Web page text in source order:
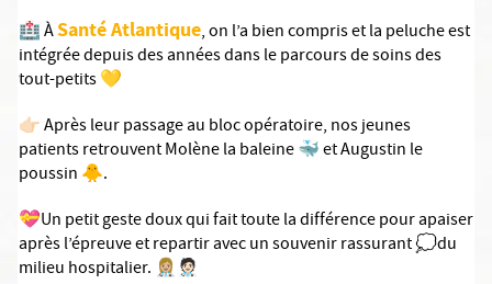
🏥 ÀSanté Atlantique, on l’a bien compris et la peluche est
intégrée depuis des années dans le parcours de soins des
tout-petits 💛
👉🏻 Après leur passage au bloc opératoire, nos jeunes
patients retrouvent Molène la baleine 🐳 et Augustin le
poussin 🐥.
💝Un petit geste doux qui fait toute la différence pour apaiser
après l’épreuve et repartir avec un souvenir rassurant 💭du
milieu hospitalier. 👩🏼‍⚕️🧑🏻‍⚕️